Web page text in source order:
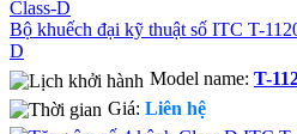
Bộ khuếch đại kỹ thuật số ITC T-
D
Model name: T-
Giá: Liên hệ